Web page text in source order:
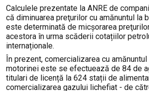
Calculele prezentate la ANRE de
că diminuarea preţurilor cu amănuntul la
este determinată de micșorarea
acestora în urma scăderii cotațiilor
internaționale.
În prezent, comercializarea cu
motorinei este se efectuează de 84 de
titulari de licență la 624 stații de
comercializarea gazului lichefiat - de